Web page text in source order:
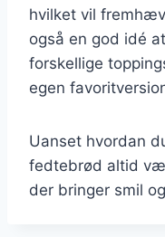
hvilket vil
også en god idé
forskellige
egen
Uanset hvordan
fedtebrød altid
der bringer smil